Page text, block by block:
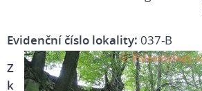
Evidenční číslo lokality: 037-B
Z
k